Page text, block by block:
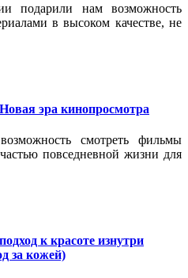
подарили нам возможность
в высоком качестве, не
эра кинопросмотра
смотреть фильмы
повседневной жизни для
к красоте изнутри
за кожей)